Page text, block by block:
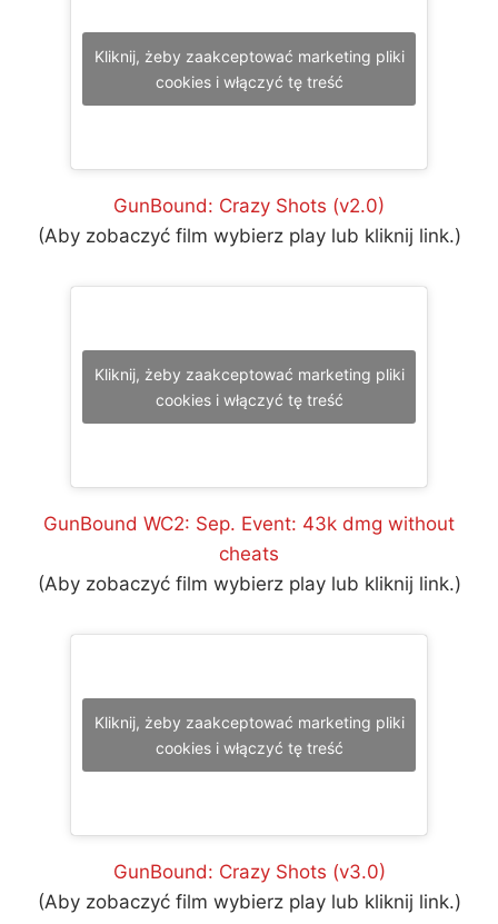
Kliknij, żeby zaakceptować marketing pliki
cookies i włączyć tę treść
GunBound: Crazy Shots (v2.0)
(Aby zobaczyć film wybierz play lub kliknij link.)
Kliknij, żeby zaakceptować marketing pliki
cookies i włączyć tę treść
GunBound WC2: Sep. Event: 43k dmg without
cheats
(Aby zobaczyć film wybierz play lub kliknij link.)
Kliknij, żeby zaakceptować marketing pliki
cookies i włączyć tę treść
GunBound: Crazy Shots (v3.0)
(Aby zobaczyć film wybierz play lub kliknij link.)